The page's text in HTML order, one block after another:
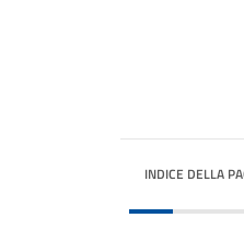
INDICE DELLA